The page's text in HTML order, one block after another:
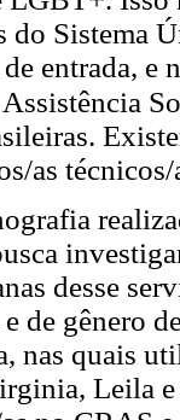
do Sistema
entrada, e
as
desse
de gênero
nas quais
Leila e